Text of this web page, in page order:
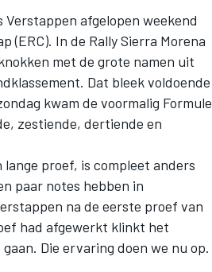
afgelopen weekend
(ERC). In de Rally Sierra Morena
met de grote namen uit
Dat bleek voldoende
kwam de voormalig Formule
zestiende, dertiende en
proef, is compleet anders
paar notes hebben in
na de eerste proef van
had afgewerkt klinkt het
Die ervaring doen we nu op.